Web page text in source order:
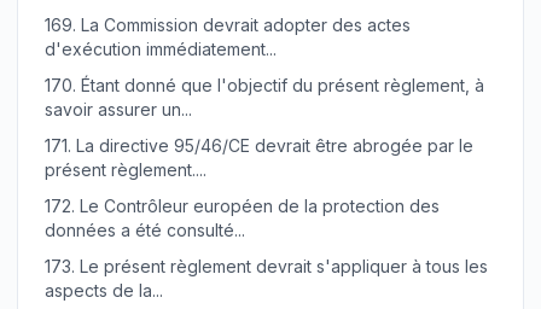
169. La Commission devrait adopter des actes
d'exécution immédiatement...
170. Étant donné que l'objectif du présent règlement, à
savoir assurer un...
171. La directive 95/46/CE devrait être abrogée par le
présent règlement....
172. Le Contrôleur européen de la protection des
données a été consulté...
173. Le présent règlement devrait s'appliquer à tous les
aspects de la...